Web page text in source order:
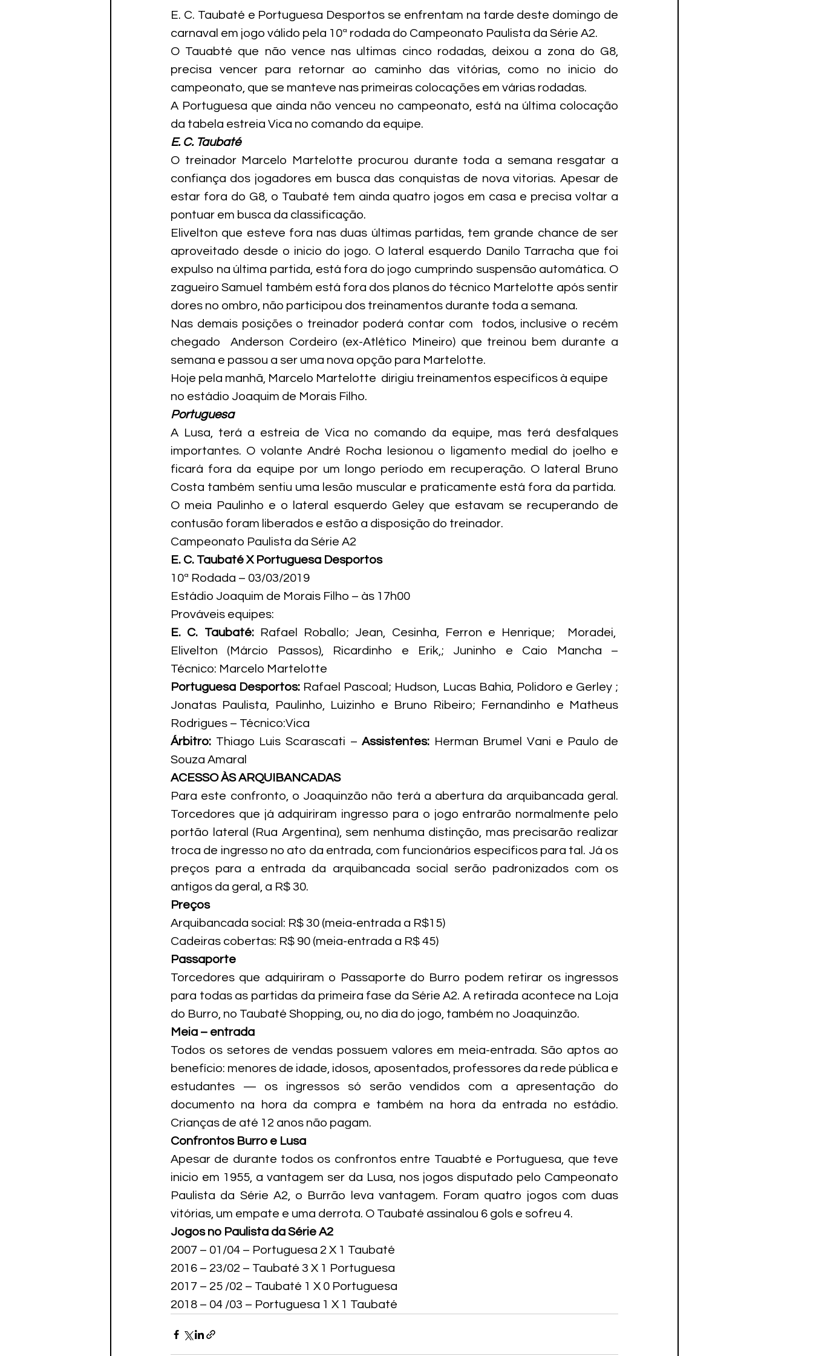
E. C. Taubaté e Portuguesa Desportos se enfrentam na tarde deste domingo de
carnaval em jogo válido pela 10ª rodada do Campeonato Paulista da Série A2.
O Tauabté que não vence nas ultimas cinco rodadas, deixou a zona do G8,
precisa vencer para retornar ao caminho das vitórias, como no inicio do
campeonato, que se manteve nas primeiras colocações em várias rodadas.
A Portuguesa que ainda não venceu no campeonato, está na última colocação
da tabela estreia Vica no comando da equipe.
E. C. Taubaté
O treinador Marcelo Martelotte procurou durante toda a semana resgatar a
confiança dos jogadores em busca das conquistas de nova vitorias. Apesar de
estar fora do G8, o Taubaté tem ainda quatro jogos em casa e precisa voltar a
pontuar em busca da classificação.
Elivelton que esteve fora nas duas últimas partidas, tem grande chance de ser
aproveitado desde o inicio do jogo. O lateral esquerdo Danilo Tarracha que foi
expulso na última partida, está fora do jogo cumprindo suspensão automática. O
zagueiro Samuel também está fora dos planos do técnico Martelotte após sentir
dores no ombro, não participou dos treinamentos durante toda a semana.
Nas demais posições o treinador poderá contar com  todos, inclusive o recém
chegado  Anderson Cordeiro (ex-Atlético Mineiro) que treinou bem durante a
semana e passou a ser uma nova opção para Martelotte.
Hoje pela manhã, Marcelo Martelotte  dirigiu treinamentos específicos à equipe
no estádio Joaquim de Morais Filho.
Portuguesa
A Lusa, terá a estreia de Vica no comando da equipe, mas terá desfalques
importantes. O volante André Rocha lesionou o ligamento medial do joelho e
ficará fora da equipe por um longo período em recuperação. O lateral Bruno
Costa também sentiu uma lesão muscular e praticamente está fora da partida.
O meia Paulinho e o lateral esquerdo Geley que estavam se recuperando de
contusão foram liberados e estão a disposição do treinador.
Campeonato Paulista da Série A2
E. C. Taubaté X Portuguesa Desportos
10ª Rodada – 03/03/2019
Estádio Joaquim de Morais Filho – às 17h00
Prováveis equipes:
E. C. Taubaté: Rafael Roballo; Jean, Cesinha, Ferron e Henrique;  Moradei,
Elivelton (Márcio Passos), Ricardinho e Erik,; Juninho e Caio Mancha –
Técnico: Marcelo Martelotte
Portuguesa Desportos: Rafael Pascoal; Hudson, Lucas Bahia, Polidoro e Gerley ;
Jonatas Paulista, Paulinho, Luizinho e Bruno Ribeiro; Fernandinho e Matheus
Rodrigues – Técnico:Vica
Árbitro: Thiago Luis Scarascati – Assistentes: Herman Brumel Vani e Paulo de
Souza Amaral
ACESSO ÀS ARQUIBANCADAS
Para este confronto, o Joaquinzão não terá a abertura da arquibancada geral.
Torcedores que já adquiriram ingresso para o jogo entrarão normalmente pelo
portão lateral (Rua Argentina), sem nenhuma distinção, mas precisarão realizar
troca de ingresso no ato da entrada, com funcionários específicos para tal. Já os
preços para a entrada da arquibancada social serão padronizados com os
antigos da geral, a R$ 30.
Preços
Arquibancada social: R$ 30 (meia-entrada a R$15)
Cadeiras cobertas: R$ 90 (meia-entrada a R$ 45)
Passaporte
Torcedores que adquiriram o Passaporte do Burro podem retirar os ingressos
para todas as partidas da primeira fase da Série A2. A retirada acontece na Loja
do Burro, no Taubaté Shopping, ou, no dia do jogo, também no Joaquinzão.
Meia – entrada
Todos os setores de vendas possuem valores em meia-entrada. São aptos ao
benefício: menores de idade, idosos, aposentados, professores da rede pública e
estudantes — os ingressos só serão vendidos com a apresentação do
documento na hora da compra e também na hora da entrada no estádio.
Crianças de até 12 anos não pagam.
Confrontos Burro e Lusa
Apesar de durante todos os confrontos entre Tauabté e Portuguesa, que teve
inicio em 1955, a vantagem ser da Lusa, nos jogos disputado pelo Campeonato
Paulista da Série A2, o Burrão leva vantagem. Foram quatro jogos com duas
vitórias, um empate e uma derrota. O Taubaté assinalou 6 gols e sofreu 4.
Jogos no Paulista da Série A2
2007 – 01/04 – Portuguesa 2 X 1 Taubaté
2016 – 23/02 – Taubaté 3 X 1 Portuguesa
2017 – 25 /02 – Taubaté 1 X 0 Portuguesa
2018 – 04 /03 – Portuguesa 1 X 1 Taubaté